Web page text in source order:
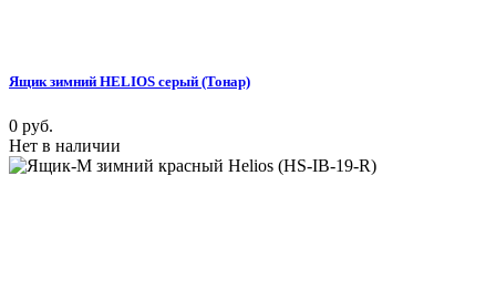
Ящик зимний HELIOS серый (Тонар)
0 руб.
Нет в наличии